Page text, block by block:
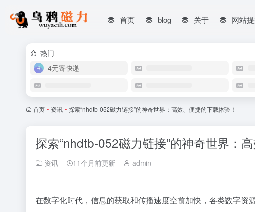
首页 blog 关于 网站
热门
4元寄快递
首页 • 资讯 • 探索“nhdtb-052磁力链接”的神奇世界：高效、便捷的下载体验！
探索“nhdtb-052磁力链接”的神奇世界：
资讯 11个月前更新 admin
在数字化时代，信息的获取和传播速度空前加快，各类数字